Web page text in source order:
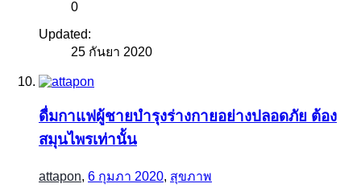
0
Updated:
25 กันยา 2020
ดื่มกาแฟผู้ชายบำรุงร่างกายอย่างปลอดภัย ต้อง
สมุนไพรเท่านั้น
attapon, 6 กุมภา 2020, สุขภาพ